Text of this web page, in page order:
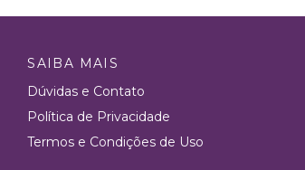
SAIBA MAIS
Dúvidas e Contato
Política de Privacidade
Termos e Condições de Uso